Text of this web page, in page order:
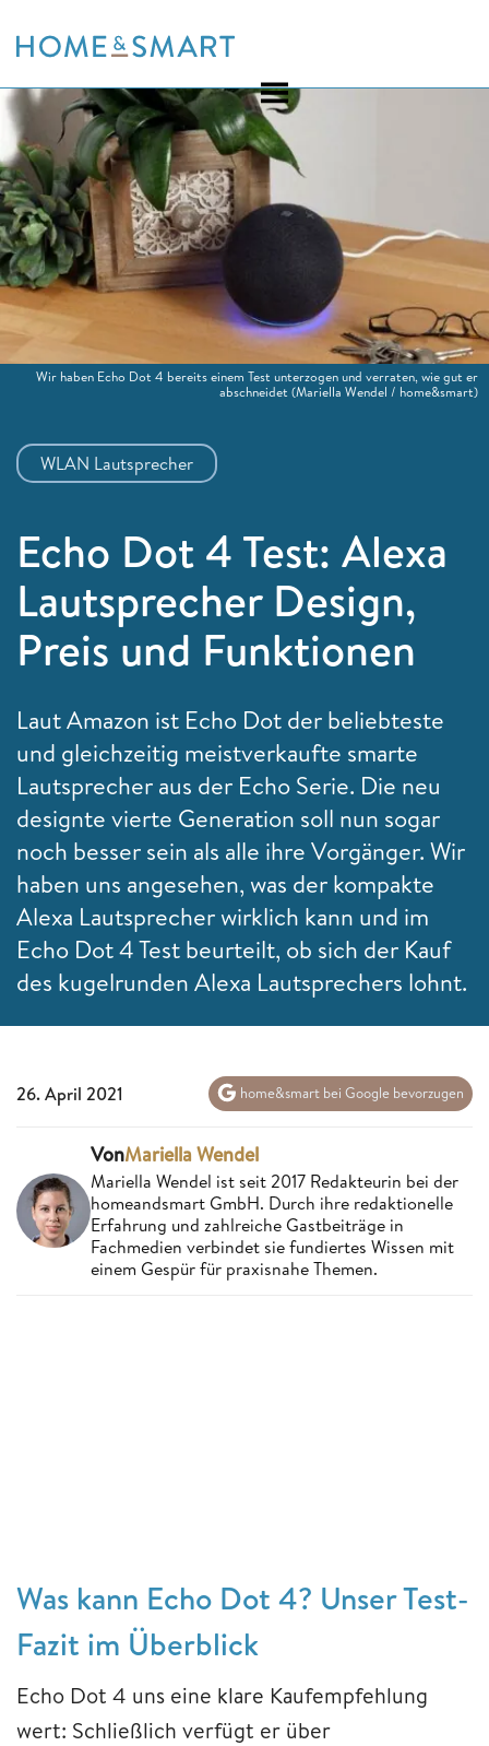
to
WLAN Lautsprecher
Echo Dot 4 Test: Alexa
Lautsprecher Design,
Preis und Funktionen
Laut Amazon ist Echo Dot der beliebteste
und gleichzeitig meistverkaufte smarte
Lautsprecher aus der Echo Serie. Die neu
designte vierte Generation soll nun sogar
noch besser sein als alle ihre Vorgänger. Wir
haben uns angesehen, was der kompakte
Alexa Lautsprecher wirklich kann und im
Echo Dot 4 Test beurteilt, ob sich der Kauf
des kugelrunden Alexa Lautsprechers lohnt.
Wir haben Echo Dot 4 bereits einem Test unterzogen und verraten, wie gut er
abschneidet (Mariella Wendel / home&smart)
26. April 2021 home&smart bei Google bevorzugen
VonMariella Wendel
Mariella Wendel ist seit 2017 Redakteurin bei der
homeandsmart GmbH. Durch ihre redaktionelle
Erfahrung und zahlreiche Gastbeiträge in
Fachmedien verbindet sie fundiertes Wissen mit
einem Gespür für praxisnahe Themen.
Was kann Echo Dot 4? Unser Test-
Fazit im Überblick
Echo Dot 4 uns eine klare Kaufempfehlung
wert: Schließlich verfügt er über